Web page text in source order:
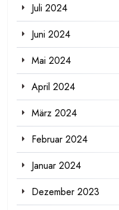
Juli 2024
Juni 2024
Mai 2024
April 2024
März 2024
Februar 2024
Januar 2024
Dezember 2023